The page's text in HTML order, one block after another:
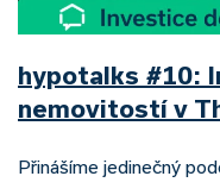
hypotalks #10:
nemovitostí v
Přinášíme jedinečný